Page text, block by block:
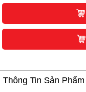
Thông Tin Sản Phẩm